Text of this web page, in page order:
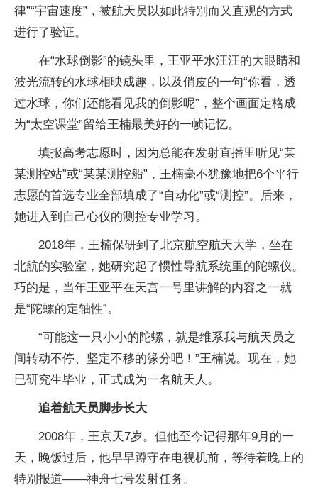
律”“宇宙速度”，被航天员以如此特别而又直观的方式
进行了验证。
在“水球倒影”的镜头里，王亚平水汪汪的大眼睛和
波光流转的水球相映成趣，以及俏皮的一句“你看，透
过水球，你们还能看见我的倒影呢”，整个画面定格成
为“太空课堂”留给王楠最美好的一帧记忆。
填报高考志愿时，因为总能在发射直播里听见“某
某测控站”或“某某测控船”，王楠毫不犹豫地把6个平行
志愿的首选专业全部填成了“自动化”或“测控”。后来，
她进入到自己心仪的测控专业学习。
2018年，王楠保研到了北京航空航天大学，坐在
北航的实验室，她研究起了惯性导航系统里的陀螺仪。
巧的是，当年王亚平在天宫一号里讲解的内容之一就
是“陀螺的定轴性”。
“可能这一只小小的陀螺，就是维系我与航天员之
间转动不停、坚定不移的缘分吧！”王楠说。现在，她
已研究生毕业，正式成为一名航天人。
追着航天员脚步长大
2008年，王京天7岁。但他至今记得那年9月的一
天，晚饭过后，他早早蹲守在电视机前，等待着晚上的
特别报道——神舟七号发射任务。